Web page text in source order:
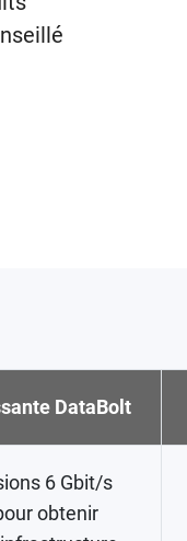
DataBolt
6 Gbit/s
obtenir